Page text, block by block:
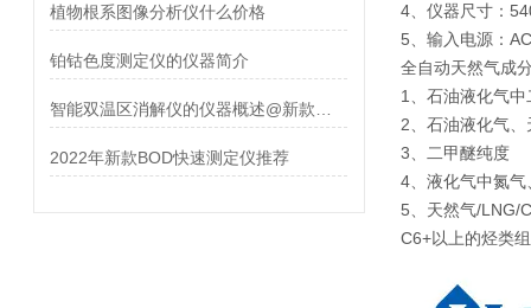
植物根系图像分析仪什么价格
铂钴色度测定仪的仪器简介
2022年新款BOD快速测定仪推荐
4、仪器尺寸：
5、输入电源：
全自动天然气成
1、石油液化气
2、石油液化气
3、二甲醚纯度
4、液化气中氮
5、天然气/LNG/
C6+以上的烃类